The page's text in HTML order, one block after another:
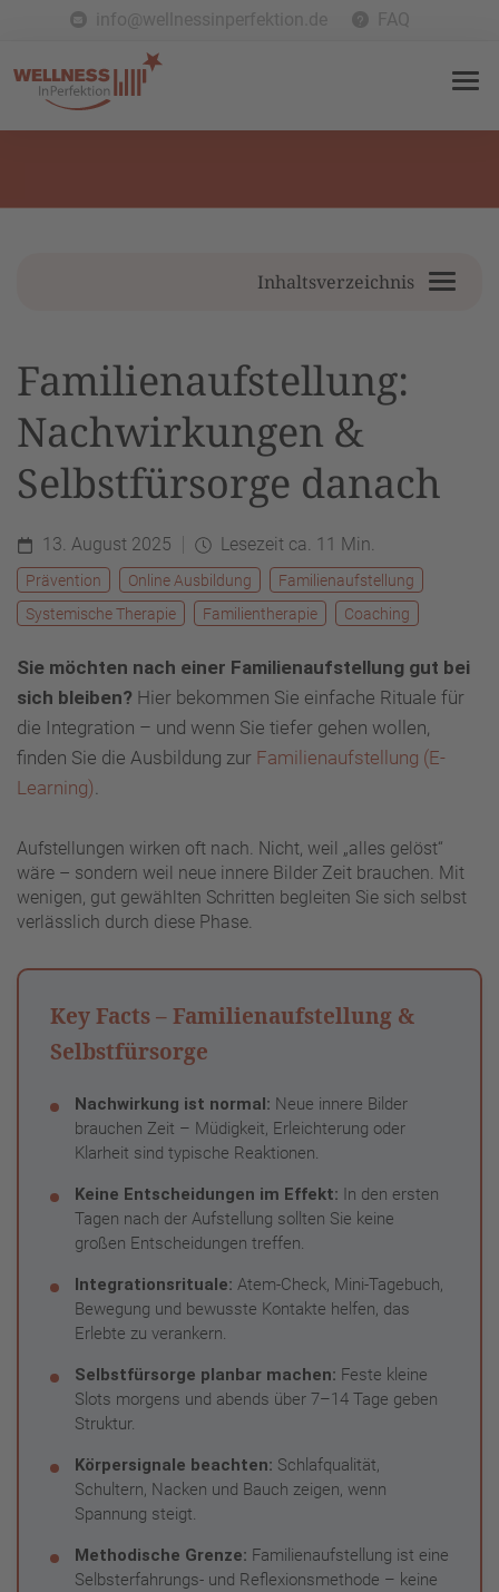
info@wellnessinperfektion.de FAQ
Inhaltsverzeichnis
Familienaufstellung:
Nachwirkungen &
Selbstfürsorge danach
13. August 2025 Lesezeit ca. 11 Min.
Prävention Online Ausbildung
Familienaufstellung
Systemische Therapie
Familientherapie Coaching
Sie möchten nach einer Familienaufstellung gut bei
sich bleiben? Hier bekommen Sie einfache Rituale für
die Integration – und wenn Sie tiefer gehen wollen,
finden Sie die Ausbildung zur Familienaufstellung (E-
Learning)
Aufstellungen wirken oft nach. Nicht, weil „alles gelöst“
wäre – sondern weil neue innere Bilder Zeit brauchen. Mit
wenigen, gut gewählten Schritten begleiten Sie sich selbst
verlässlich durch diese Phase.
Key Facts – Familienaufstellung &
Selbstfürsorge
Nachwirkung ist normal: Neue innere Bilder
brauchen Zeit – Müdigkeit, Erleichterung oder
Klarheit sind typische Reaktionen.
Keine Entscheidungen im Effekt: In den ersten
Tagen nach der Aufstellung sollten Sie keine
großen Entscheidungen treffen.
Integrationsrituale: Atem-Check, Mini-Tagebuch,
Bewegung und bewusste Kontakte helfen, das
Erlebte zu verankern.
Selbstfürsorge planbar machen: Feste kleine
Slots morgens und abends über 7–14 Tage geben
Struktur.
Körpersignale beachten: Schlafqualität,
Schultern, Nacken und Bauch zeigen, wenn
Spannung steigt.
Methodische Grenze: Familienaufstellung ist eine
Selbsterfahrungs- und Reflexionsmethode – keine